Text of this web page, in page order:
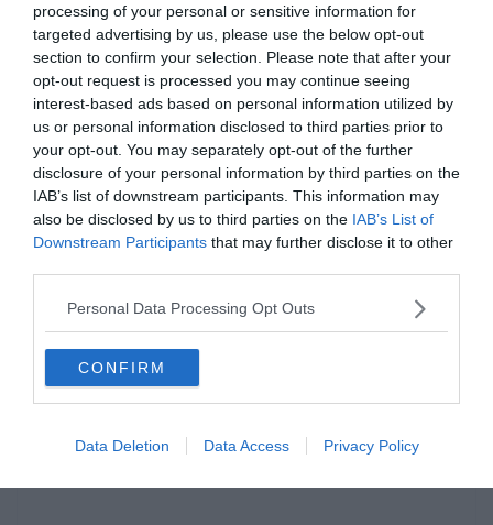
processing of your personal or sensitive information for
targeted advertising by us, please use the below opt-out
section to confirm your selection. Please note that after your
opt-out request is processed you may continue seeing
interest-based ads based on personal information utilized by
us or personal information disclosed to third parties prior to
your opt-out. You may separately opt-out of the further
disclosure of your personal information by third parties on the
IAB’s list of downstream participants. This information may
also be disclosed by us to third parties on the IAB’s List of
Downstream Participants that may further disclose it to other
Personal Data Processing Opt Outs
CONFIRM
Data Deletion Data Access Privacy Policy
Az újság hozzáteszi, hogy a Granata ezen a nyáron Sarr és Esposito
megszerzésén is dolgozik.
Sarr, a 21 éves francia nemzetiségű, aki játszhat a védelem
tengelyén, vagy akár a védelem bal oldalán, ingyen igazolható,
miután Nizzával kötött szerződése lejárt.
Esposito, a csatár új, ötéves szerződést ír alá a Nerazzurrival,
mielőtt kölcsönbe küldték.
Sky azt állítja, hogy Sampdoria, Bologna, Parma és még Silvio